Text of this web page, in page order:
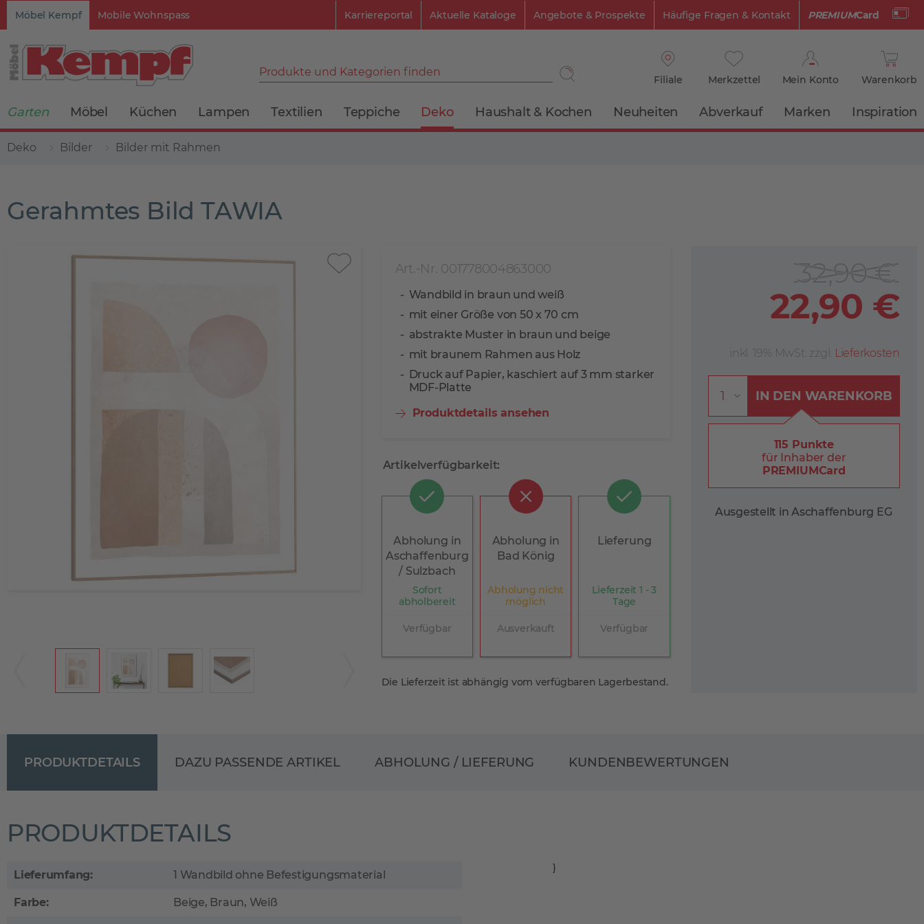
Möbel Kempf Mobile Wohnspass PREMIUMCard
Karriereportal Aktuelle Kataloge Angebote & Prospekte Häufige Fragen & Kontakt
Produkte und Kategorien finden
Filiale Merkzettel Mein Konto Warenkorb
Garten Möbel Küchen Lampen Textilien Teppiche Deko Haushalt & Kochen Neuheiten Abverkauf Marken Inspiration
Deko Bilder Bilder mit Rahmen
Gerahmtes Bild TAWIA
Art.-Nr. 001778004863000
Wandbild in braun und weiß
mit einer Größe von 50 x 70 cm
abstrakte Muster in braun und beige
mit braunem Rahmen aus Holz
Druck auf Papier, kaschiert auf 3 mm starker
MDF-Platte
Produktdetails ansehen
Artikelverfügbarkeit:
Abholung in
Aschaffenburg
/ Sulzbach
Sofort
abholbereit
Verfügbar
Abholung in
Bad König
Abholung nicht
möglich
Ausverkauft
Lieferung
Lieferzeit 1 - 3
Tage
Verfügbar
Die Lieferzeit ist abhängig vom verfügbaren Lagerbestand.
22,90 €
inkl. 19% MwSt. zzgl. Lieferkosten
IN DEN WARENKORB
115 Punkte
für Inhaber der
PREMIUMCard
Ausgestellt in Aschaffenburg EG
PRODUKTDETAILS
PRODUKTDETAILS
Lieferumfang: 1 Wandbild ohne Befestigungsmaterial
Farbe: Beige, Braun, Weiß
}
DAZU PASSENDE ARTIKEL ABHOLUNG / LIEFERUNG KUNDENBEWERTUNGEN